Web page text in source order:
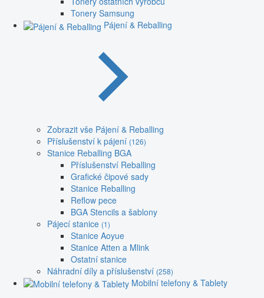
Tonery Samsung
Pájení & Reballing
Zobrazit vše Pájení & Reballing
Příslušenství k pájení (126)
Stanice Reballing BGA
Příslušenství Reballing
Grafické čipové sady
Stanice Reballing
Reflow pece
BGA Stencils a šablony
Pájecí stanice (1)
Stanice Aoyue
Stanice Atten a Mlink
Ostatní stanice
Náhradní díly a příslušenství (258)
Mobilní telefony & Tablety